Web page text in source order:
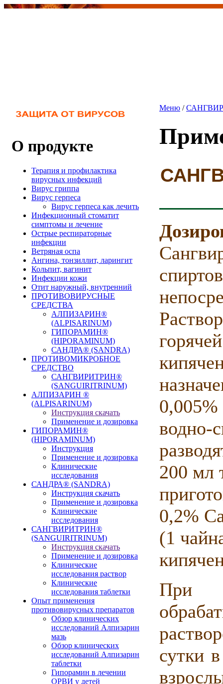
О продукте
Терапия и профилактика
вирусных инфекций
Вирус гриппа
Вирус герпеса
Вирус герпеса как лечить
Инфекционный стоматит
симптомы и лечение
Острые респираторные
инфекции
Ветряная оспа
Ангина, тонзиллит, ларингит
Кольпит, вагинит
Инфекции кожи
Отит наружный, внутренний
ПРОТИВОВИРУСНЫЕ
СРЕДСТВА
АЛПИЗАРИН®
(ALPISARINUM)
ГИПОРАМИН®
(HIPORAMINUM)
САНДРА® (SANDRA)
ПРОТИВОМИКРОБНОЕ
СРЕДСТВО
САНГВИРИТРИН®
(SANGUIRITRINUM)
АЛПИЗАРИН ®
(ALPISARINUM)
Инструкция скачать
Применение и дозировка
ГИПОРАМИН®
(HIPORAMINUM)
Инструкция
Применение и дозировка
Клинические
исследования
САНДРА® (SANDRA)
Инструкция скачать
Применение и дозировка
Клинические
исследования
САНГВИРИТРИН®
(SANGUIRITRINUM)
Инструкция скачать
Применение и дозировка
Клинические
исследования раствор
Клинические
исследования таблетки
Опыт применения
противовирусных препаратов
Обзор клинических
исследований Алпизарин
мазь
Обзор клинических
исследований Алпизарин
таблетки
Гипорамин в лечении
ОРВИ у детей
Меню /
0,005%
водно-
200 мл
0,2%
(1
При
сутки